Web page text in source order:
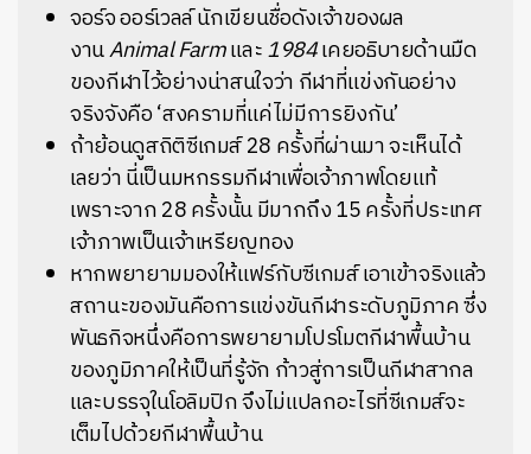
จอร์จ ออร์เวลล์ นักเขียนชื่อดังเจ้าของผล
งานAnimal Farmและ1984เคยอธิบายด้านมืด
ของกีฬาไว้อย่างน่าสนใจว่า กีฬาที่แข่งกันอย่าง
จริงจังคือ ‘สงครามที่แค่ไม่มีการยิงกัน’
ถ้าย้อนดูสถิติซีเกมส์ 28 ครั้งที่ผ่านมา จะเห็นได้
เลยว่า นี่เป็นมหกรรมกีฬาเพื่อเจ้าภาพโดยแท้
เพราะจาก 28 ครั้งนั้น มีมากถึง 15 ครั้งที่ประเทศ
เจ้าภาพเป็นเจ้าเหรียญทอง
หากพยายามมองให้แฟร์กับซีเกมส์ เอาเข้าจริงแล้ว
สถานะของมันคือการแข่งขันกีฬาระดับภูมิภาค ซึ่ง
พันธกิจหนึ่งคือการพยายามโปรโมตกีฬาพื้นบ้าน
ของภูมิภาคให้เป็นที่รู้จัก ก้าวสู่การเป็นกีฬาสากล
และบรรจุในโอลิมปิก จึงไม่แปลกอะไรที่ซีเกมส์จะ
เต็มไปด้วยกีฬาพื้นบ้าน